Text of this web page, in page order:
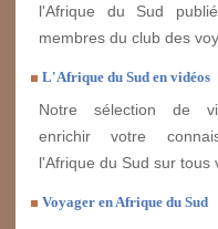
l'Afrique du Sud
membres du club des
L'Afrique du Sud en vidéos
Notre sélection de
enrichir votre
l'Afrique du Sud sur tous
Voyager en Afrique du Sud